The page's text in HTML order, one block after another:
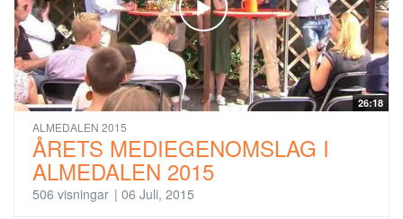
26:18
ALMEDALEN 2015
ÅRETS MEDIEGENOMSLAG I
ALMEDALEN 2015
506 visningar | 06 Juli, 2015